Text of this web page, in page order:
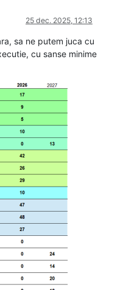
25 dec. 2025, 12:13
sa ne putem juca cu
cu sanse minime